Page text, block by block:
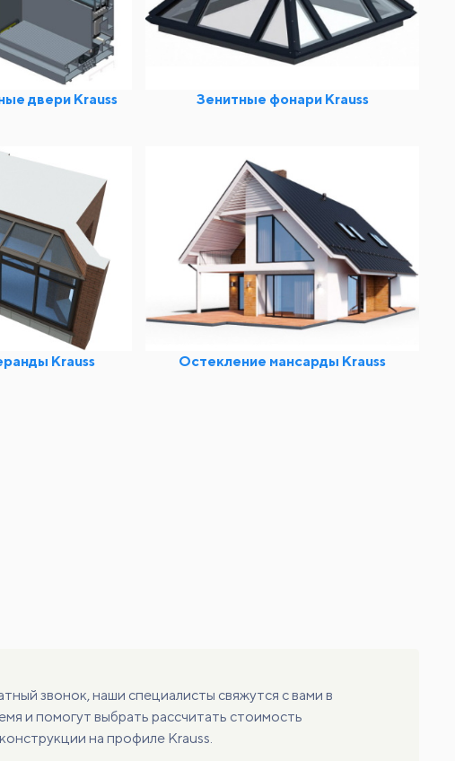
двери Krauss Зенитные фонари Krauss
Krauss Остекление мансарды Krauss
звонок, наши специалисты свяжутся с вами в
и помогут выбрать рассчитать стоимость
на профиле Krauss.